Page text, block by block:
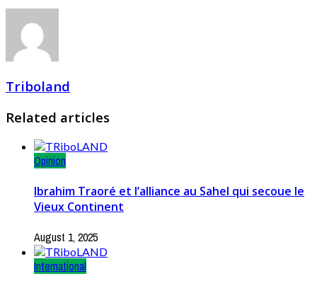
Triboland
Related articles
Opinion
Ibrahim Traoré et l’alliance au Sahel qui secoue le
Vieux Continent
August 1, 2025
International